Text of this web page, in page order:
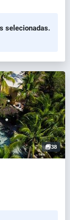
selecionadas.
38